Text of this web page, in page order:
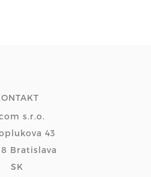
s.r.o.
43
Bratislava
SK